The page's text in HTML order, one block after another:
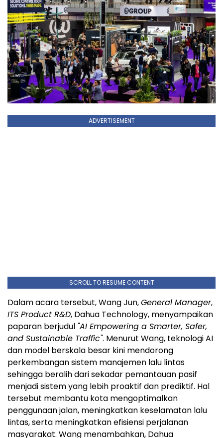
ADVERTISEMENT
SCROLL TO RESUME CONTENT
Dalam acara tersebut, Wang Jun,General Manager,
ITS Product R&D, Dahua Technology, menyampaikan
paparan berjudul "AI Empowering a Smarter, Safer,
and Sustainable Traffic". Menurut Wang, teknologi AI
dan model berskala besar kini mendorong
perkembangan sistem manajemen lalu lintas
sehingga beralih dari sekadar pemantauan pasif
menjadi sistem yang lebih proaktif dan prediktif. Hal
tersebut membantu kota mengoptimalkan
penggunaan jalan, meningkatkan keselamatan lalu
lintas, serta meningkatkan efisiensi perjalanan
masyarakat. Wang menambahkan, Dahua